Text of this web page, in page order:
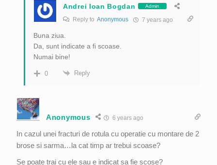
Andrei Ioan Bogdan Admin
Reply to Anonymous 7 years ago
Buna ziua.
Da, sunt indicate a fi scoase.
Numai bine!
0 Reply
Anonymous 6 years ago
In cazul unei fracturi de rotula cu operatie cu montare de 2
brose si sarma…la cat timp ar trebui scoase?
Se poate trai cu ele sau e indicat sa fie scose?